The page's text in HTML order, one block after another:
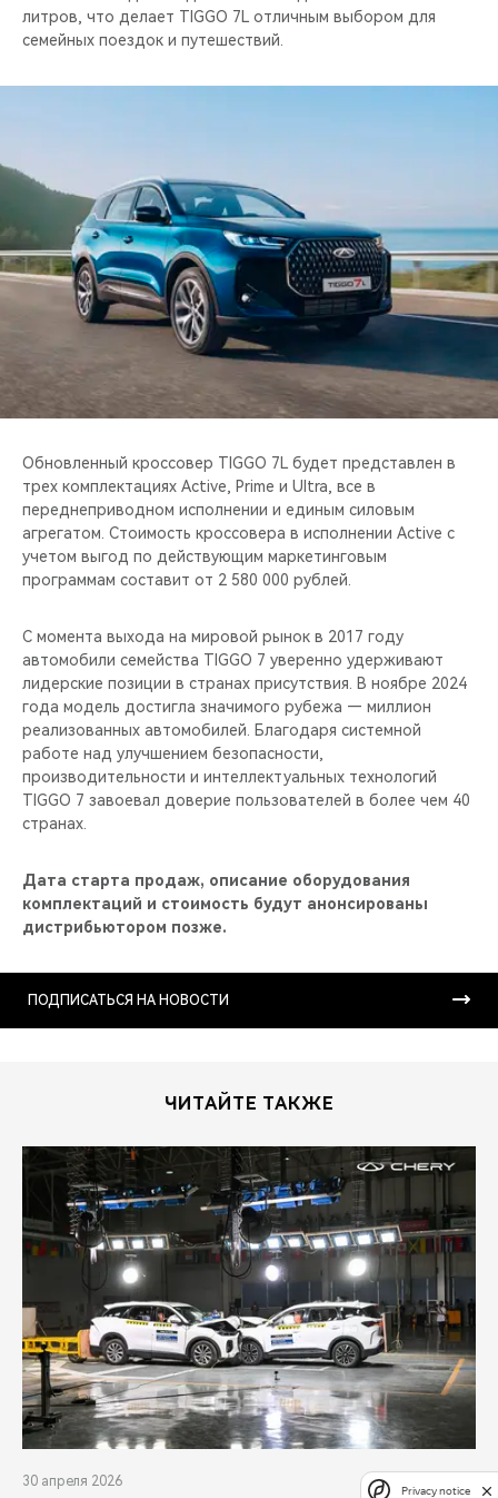
литров, что делает TIGGO 7L отличным выбором для
семейных поездок и путешествий.
Обновленный кроссовер TIGGO 7L будет представлен в
трех комплектациях Active, Prime и Ultra, все в
переднеприводном исполнении и единым силовым
агрегатом. Стоимость кроссовера в исполнении Active с
учетом выгод по действующим маркетинговым
программам составит от 2 580 000 рублей.
С момента выхода на мировой рынок в 2017 году
автомобили семейства TIGGO 7 уверенно удерживают
лидерские позиции в странах присутствия. В ноябре 2024
года модель достигла значимого рубежа — миллион
реализованных автомобилей. Благодаря системной
работе над улучшением безопасности,
производительности и интеллектуальных технологий
TIGGO 7 завоевал доверие пользователей в более чем 40
странах.
Дата старта продаж, описание оборудования
комплектаций и стоимость будут анонсированы
дистрибьютором позже.
ПОДПИСАТЬСЯ НА НОВОСТИ
ЧИТАЙТЕ ТАКЖЕ
30 апреля 2026
Privacy notice